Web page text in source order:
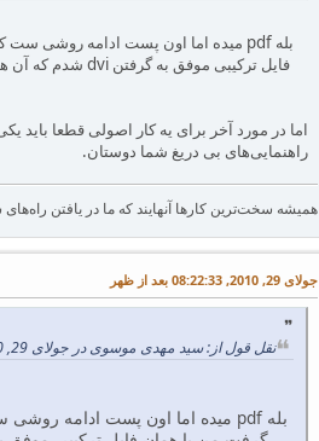
اما در مورد آخر برای یه کار اصولی قطعا باید
راهنمایی‌های بی دریغ شما دوستان.
همیشه سخت‌ترین کارها آنهایند که ما در یافتن راه‌های
جولای 29, 2010, 08:22:33 بعد از ظهر
نقل قول از: سید مهدی موسوی در جولای 29, 2010, 08:10:45 بعد از ظهر